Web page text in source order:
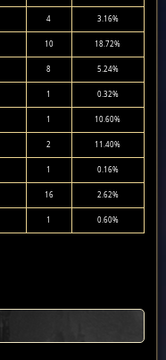
4 3.16%
10 18.72%
8 5.24%
1 0.32%
1 10.60%
2 11.40%
1 0.16%
16 2.62%
1 0.60%